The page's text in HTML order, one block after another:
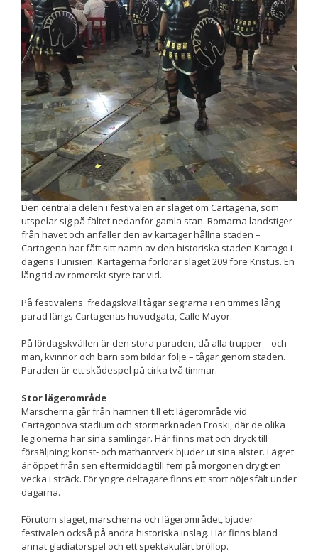
Den centrala delen i festivalen är slaget om Cartagena, som
utspelar sig på fältet nedanför gamla stan. Romarna landstiger
från havet och anfaller den av kartager hållna staden –
Cartagena har fått sitt namn av den historiska staden Kartago i
dagens Tunisien. Kartagerna förlorar slaget 209 före Kristus. En
lång tid av romerskt styre tar vid.
På festivalens fredagskväll tågar segrarna i en timmes lång
parad längs Cartagenas huvudgata, Calle Mayor.
På lördagskvällen är den stora paraden, då alla trupper – och
män, kvinnor och barn som bildar följe – tågar genom staden.
Paraden är ett skådespel på cirka två timmar.
Stor lägerområde
Marscherna går från hamnen till ett lägerområde vid
Cartagonova stadium och stormarknaden Eroski, där de olika
legionerna har sina samlingar. Här finns mat och dryck till
försäljning; konst- och mathantverk bjuder ut sina alster. Lägret
är öppet från sen eftermiddag till fem på morgonen drygt en
vecka i sträck. För yngre deltagare finns ett stort nöjesfält under
dagarna.
Förutom slaget, marscherna och lägerområdet, bjuder
festivalen också på andra historiska inslag. Här finns bland
annat gladiatorspel och ett spektakulärt bröllop.
hemsida ska
prestera så
bra som
möjligt
under ditt
besök. Om
du nekar de
här kakorna
kommer viss
funktionalitet
att försvinna
från
hemsidan.
Marknadsföring
Genom att dela
med dig av dina
intressen och ditt
beteende när du
anpassat innehåll
och erbjudanden.